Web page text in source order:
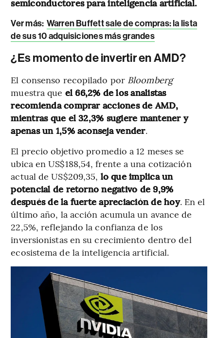
semiconductores para inteligencia artificial.
Ver más: Warren Buffett sale de compras: la lista
de sus 10 adquisiciones más grandes
¿Es momento de invertir en AMD?
El consenso recopilado por Bloomberg
muestra que el 66,2% de los analistas
recomienda comprar acciones de AMD,
mientras que el 32,3% sugiere mantener y
apenas un 1,5% aconseja vender.
El precio objetivo promedio a 12 meses se
ubica en US$188,54, frente a una cotización
actual de US$209,35, lo que implica un
potencial de retorno negativo de 9,9%
después de la fuerte apreciación de hoy. En el
último año, la acción acumula un avance de
22,5%, reflejando la confianza de los
inversionistas en su crecimiento dentro del
ecosistema de la inteligencia artificial.